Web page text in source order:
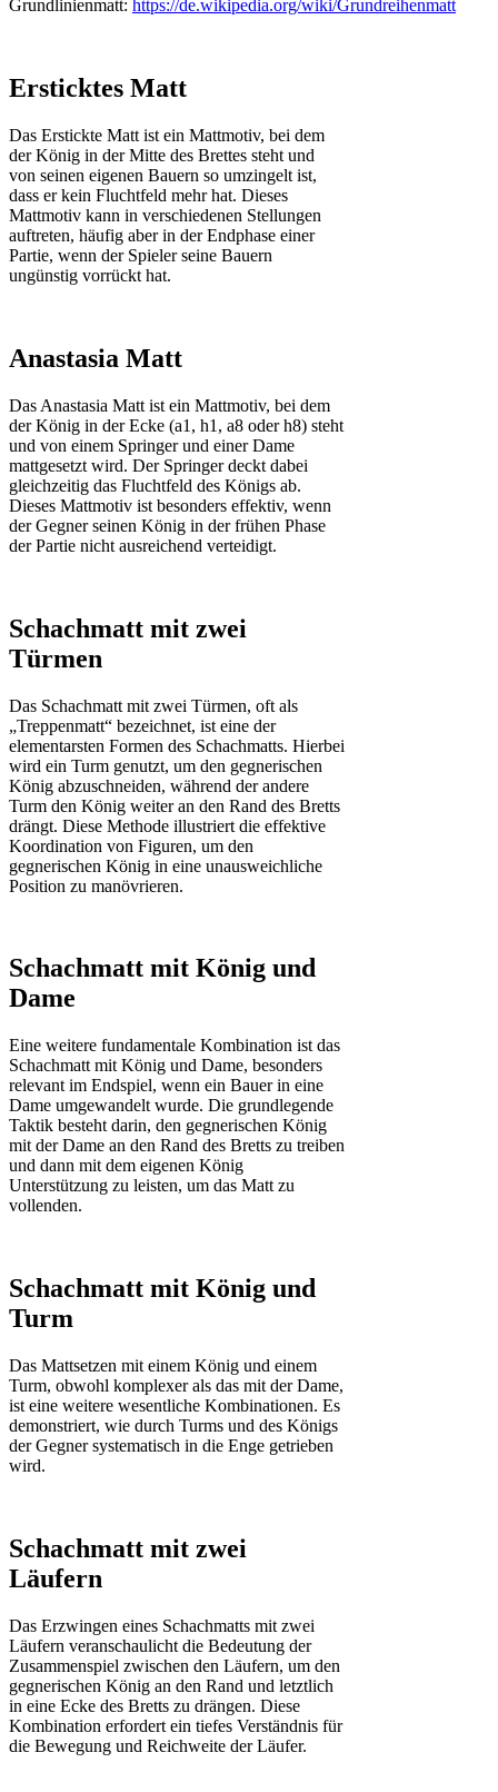
Grundlinienmatt: https://de.wikipedia.org/wiki/Grundreihenmatt
Ersticktes Matt
Das Erstickte Matt ist ein Mattmotiv, bei dem
der König in der Mitte des Brettes steht und
von seinen eigenen Bauern so umzingelt ist,
dass er kein Fluchtfeld mehr hat. Dieses
Mattmotiv kann in verschiedenen Stellungen
auftreten, häufig aber in der Endphase einer
Partie, wenn der Spieler seine Bauern
ungünstig vorrückt hat.
Anastasia Matt
Das Anastasia Matt ist ein Mattmotiv, bei dem
der König in der Ecke (a1, h1, a8 oder h8) steht
und von einem Springer und einer Dame
mattgesetzt wird. Der Springer deckt dabei
gleichzeitig das Fluchtfeld des Königs ab.
Dieses Mattmotiv ist besonders effektiv, wenn
der Gegner seinen König in der frühen Phase
der Partie nicht ausreichend verteidigt.
Schachmatt mit zwei
Türmen
Das Schachmatt mit zwei Türmen, oft als
„Treppenmatt“ bezeichnet, ist eine der
elementarsten Formen des Schachmatts. Hierbei
wird ein Turm genutzt, um den gegnerischen
König abzuschneiden, während der andere
Turm den König weiter an den Rand des Bretts
drängt. Diese Methode illustriert die effektive
Koordination von Figuren, um den
gegnerischen König in eine unausweichliche
Position zu manövrieren.
Schachmatt mit König und
Dame
Eine weitere fundamentale Kombination ist das
Schachmatt mit König und Dame, besonders
relevant im Endspiel, wenn ein Bauer in eine
Dame umgewandelt wurde. Die grundlegende
Taktik besteht darin, den gegnerischen König
mit der Dame an den Rand des Bretts zu treiben
und dann mit dem eigenen König
Unterstützung zu leisten, um das Matt zu
vollenden.
Schachmatt mit König und
Turm
Das Mattsetzen mit einem König und einem
Turm, obwohl komplexer als das mit der Dame,
ist eine weitere wesentliche Kombinationen. Es
demonstriert, wie durch Turms und des Königs
der Gegner systematisch in die Enge getrieben
wird.
Schachmatt mit zwei
Läufern
Das Erzwingen eines Schachmatts mit zwei
Läufern veranschaulicht die Bedeutung der
Zusammenspiel zwischen den Läufern, um den
gegnerischen König an den Rand und letztlich
in eine Ecke des Bretts zu drängen. Diese
Kombination erfordert ein tiefes Verständnis für
die Bewegung und Reichweite der Läufer.